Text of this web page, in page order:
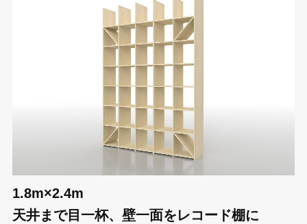
1.8m×2.4m
天井まで目一杯、壁一面をレコード棚に